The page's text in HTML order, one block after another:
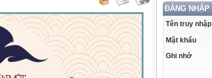
ĐĂNG NHẬP
Tên truy nhập
Mật khẩu
Ghi nhớ